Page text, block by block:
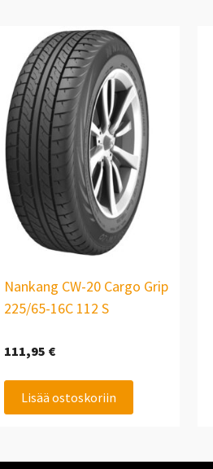
Nankang CW-20 Cargo Grip
225/65-16C 112 S
111,95 €
Lisää ostoskoriin